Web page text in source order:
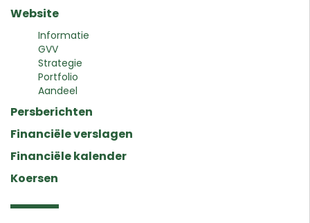
Website
Informatie
GVV
Strategie
Portfolio
Aandeel
Persberichten
Financiële verslagen
Financiële kalender
Koersen